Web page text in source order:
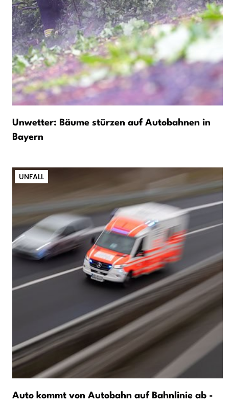
Unwetter: Bäume stürzen auf Autobahnen in
Bayern
UNFALL
Auto kommt von Autobahn auf Bahnlinie ab -